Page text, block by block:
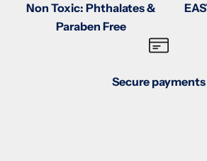
Non Toxic: Phthalates &
Paraben Free
Secure payments